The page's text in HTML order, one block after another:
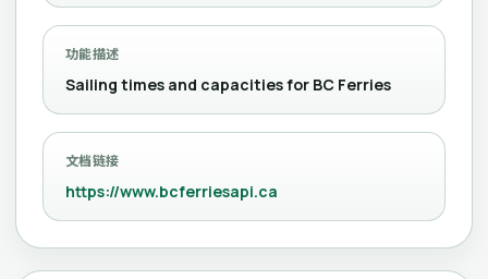
功能描述
Sailing times and capacities for BC Ferries
文档链接
https://www.bcferriesapi.ca